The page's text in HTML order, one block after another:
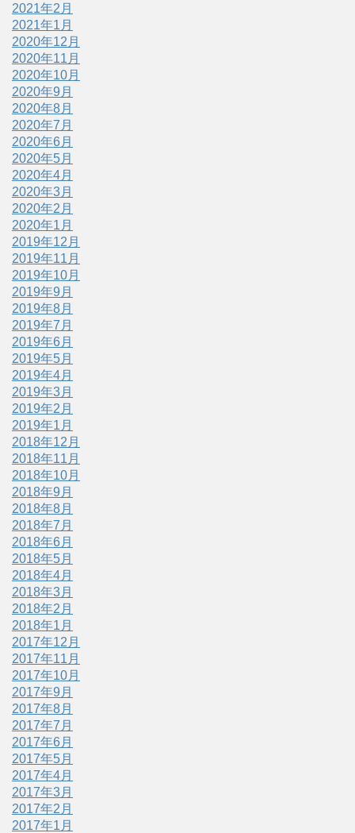
2021年2月
2021年1月
2020年12月
2020年11月
2020年10月
2020年9月
2020年8月
2020年7月
2020年6月
2020年5月
2020年4月
2020年3月
2020年2月
2020年1月
2019年12月
2019年11月
2019年10月
2019年9月
2019年8月
2019年7月
2019年6月
2019年5月
2019年4月
2019年3月
2019年2月
2019年1月
2018年12月
2018年11月
2018年10月
2018年9月
2018年8月
2018年7月
2018年6月
2018年5月
2018年4月
2018年3月
2018年2月
2018年1月
2017年12月
2017年11月
2017年10月
2017年9月
2017年8月
2017年7月
2017年6月
2017年5月
2017年4月
2017年3月
2017年2月
2017年1月